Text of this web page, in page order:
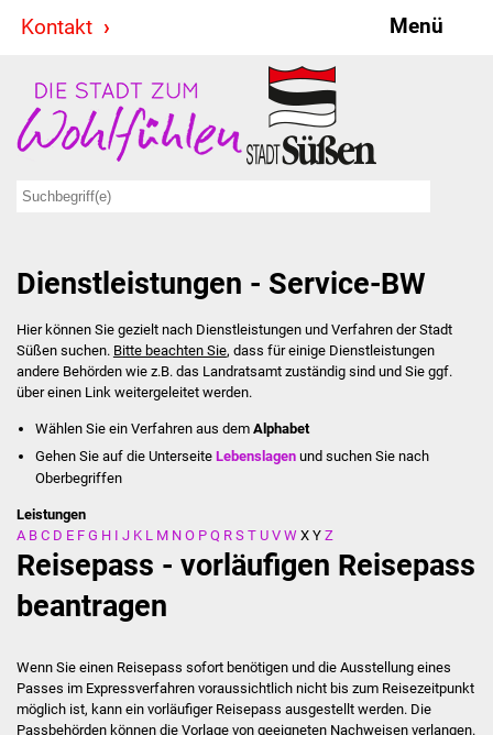
Kontakt Menü
Stadt & Politik
Bürgermeister
Ausschüsse
Ratsinformationssystem
Jugendbeirat
Summerrockfestival
Stadtverwaltung
Stellenangebote
Dienstleistungen - Service-BW
Hier können Sie gezielt nach Dienstleistungen und Verfahren der Stadt
Süßen suchen. Bitte beachten Sie, dass für einige Dienstleistungen
andere Behörden wie z.B. das Landratsamt zuständig sind und Sie ggf.
über einen Link weitergeleitet werden.
Wählen Sie ein Verfahren aus dem Alphabet
Gehen Sie auf die UnterseiteLebenslagen und suchen Sie nach
Oberbegriffen
Leistungen
A B C D E F G H I J K L M N O P Q R S T U V W X Y Z
Reisepass - vorläufigen Reisepass
beantragen
Wenn Sie einen Reisepass sofort benötigen und die Ausstellung eines
Passes im Expressverfahren voraussichtlich nicht bis zum Reisezeitpunkt
möglich ist, kann ein vorläufiger Reisepass ausgestellt werden. Die
Passbehörden können die Vorlage von geeigneten Nachweisen verlangen.